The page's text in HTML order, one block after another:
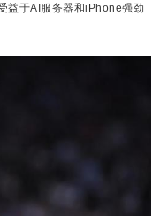
益于AI服务器和iPhone强劲